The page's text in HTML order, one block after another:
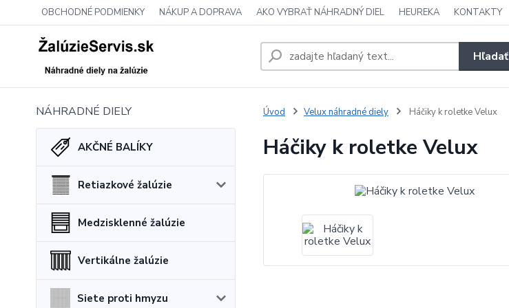
OBCHODNÉ PODMIENKY NÁKUP A DOPRAVA AKO VYBRAŤ NÁHRADNÝ DIEL HEUREKA KONTAKTY
Hľadať
NÁHRADNÉ DIELY
AKČNÉ BALÍKY
Retiazkové žalúzie
Medzisklenné žalúzie
Vertikálne žalúzie
Siete proti hmyzu
Úvod Velux náhradné diely Háčiky k roletke Velux
Háčiky k roletke Velux